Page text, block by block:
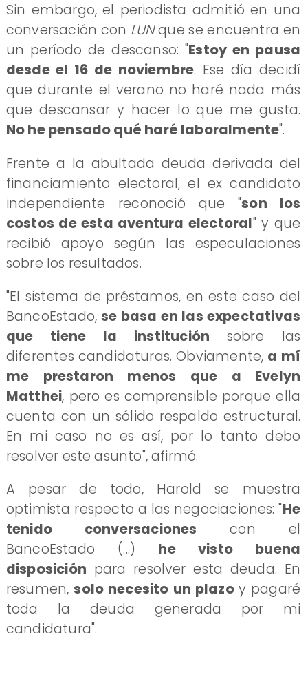
Sin embargo, el periodista admitió en una
conversación con LUNque se encuentra en
un período de descanso: "Estoy en pausa
desde el 16 de noviembre. Ese día decidí
que durante el verano no haré nada más
que descansar y hacer lo que me gusta.
No he pensado qué haré laboralmente".
Frente a la abultada deuda derivada del
financiamiento electoral, el ex candidato
independiente reconoció que "son los
costos de esta aventura electoral" y que
recibió apoyo según las especulaciones
sobre los resultados.
"El sistema de préstamos, en este caso del
BancoEstado,se basa en las expectativas
que tiene la institución sobre las
diferentes candidaturas. Obviamente, a mí
me prestaron menos que a Evelyn
Matthei, pero es comprensible porque ella
cuenta con un sólido respaldo estructural.
En mi caso no es así, por lo tanto debo
resolver este asunto", afirmó.
A pesar de todo, Harold se muestra
optimista respecto a las negociaciones: "He
tenido conversaciones con el
BancoEstado (...) he visto buena
disposición para resolver esta deuda. En
resumen,solo necesito un plazo y pagaré
toda la deuda generada por mi
candidatura".